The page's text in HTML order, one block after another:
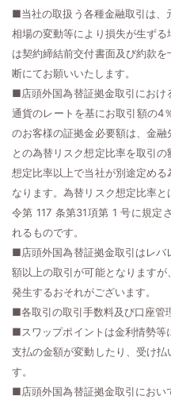
■当社の取扱う各種金融取引は、
相場の変動等により損失が生ず
は契約締結前交付書面及び約款
断にてお願いいたします。
■店頭外国為替証拠金取引におけ
通貨のレートを基にお取引額の4
のお客様の証拠金必要額は、金
との為替リスク想定比率を取引
想定比率以上で当社が別途定め
なります。為替リスク想定比率
令第 117 条第31項第 1 号に規定
れるものです。
■店頭外国為替証拠金取引はレバ
額以上の取引が可能となります
発生するおそれがございます。
■各取引の取引手数料及び口座管
■スワップポイントは金利情勢等
支払の金額が変動したり、受け
す。
■店頭外国為替証拠金取引におい